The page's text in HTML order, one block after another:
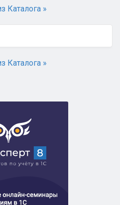
Каталога »
Каталога »